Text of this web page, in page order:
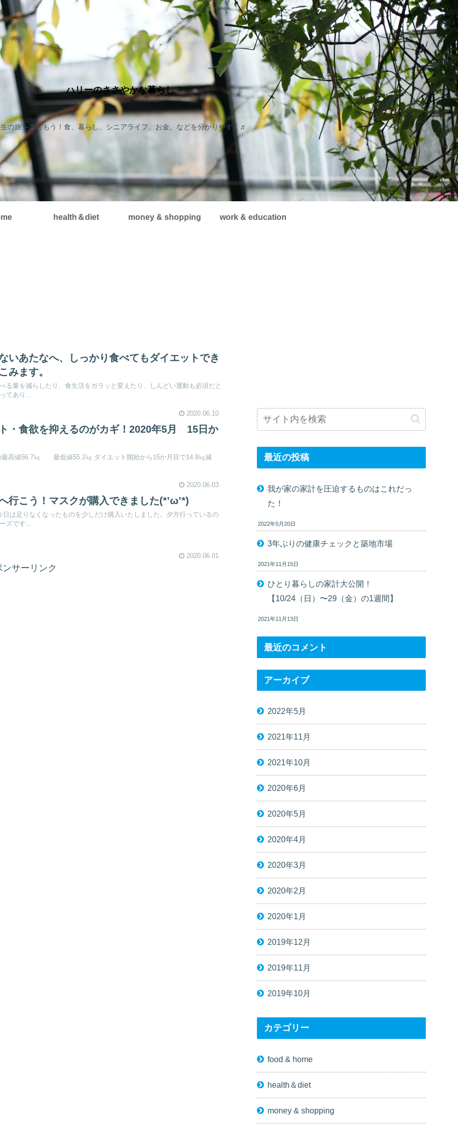
ハリーのささやかな暮らし
生の旅を楽しもう！食、暮らし、シニアライフ、お金、などを分かりやすく♬
health＆diet money & shopping work & education
いあたなへ、しっかり食べてもダイエットでき
みます。
る量を減らしたり、食生活をガラッと変えたり、しんどい運動も必須だと
てあり...
2020.06.10
・食欲を抑えるのがカギ！2020年5月 15日か
最高値56.7㎏ 最低値55.2㎏ ダイエット開始から15か月目で14.8㎏減
2020.06.03
行こう！マスクが購入できました(*’ω’*)
日は足りなくなったものを少しだけ購入いたしました。夕方行っているの
ズです...
2020.06.01
ンサーリンク
最近の投稿
我が家の家計を圧迫するものはこれだっ
た！
2022年5月20日
3年ぶりの健康チェックと築地市場
2021年11月15日
ひとり暮らしの家計大公開！
【10/24（日）〜29（金）の1週間】
2021年11月13日
最近のコメント
アーカイブ
2022年5月
2021年11月
2021年10月
2020年6月
2020年5月
2020年4月
2020年3月
2020年2月
2020年1月
2019年12月
2019年11月
2019年10月
カテゴリー
food & home
health＆diet
money & shopping